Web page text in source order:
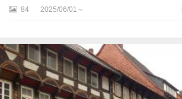
ベ
★
フ
ュ
ッ
84 2025/06/01～